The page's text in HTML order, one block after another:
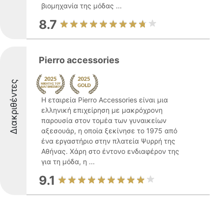
βιομηχανία της μόδας ...
8.7
Διακριθέντες
Pierro accessories
Η εταιρεία Pierro Accessories είναι μια
ελληνική επιχείρηση με μακρόχρονη
παρουσία στον τομέα των γυναικείων
αξεσουάρ, η οποία ξεκίνησε το 1975 από
ένα εργαστήριο στην πλατεία Ψυρρή της
Αθήνας. Χάρη στο έντονο ενδιαφέρον της
για τη μόδα, η ...
9.1